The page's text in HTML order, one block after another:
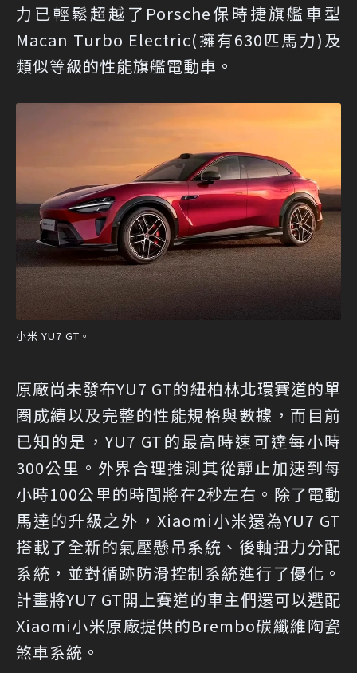
力已輕鬆超越了Porsche保時捷旗艦車型
Macan Turbo Electric(擁有630匹馬力)及
類似等級的性能旗艦電動車。
小米 YU7 GT。
原廠尚未發布YU7 GT的紐柏林北環賽道的單
圈成績以及完整的性能規格與數據，而目前
已知的是，YU7 GT的最高時速可達每小時
300公里。外界合理推測其從靜止加速到每
小時100公里的時間將在2秒左右。除了電動
馬達的升級之外，Xiaomi小米還為YU7 GT
搭載了全新的氣壓懸吊系統、後軸扭力分配
系統，並對循跡防滑控制系統進行了優化。
計畫將YU7 GT開上賽道的車主們還可以選配
Xiaomi小米原廠提供的Brembo碳纖維陶瓷
煞車系統。